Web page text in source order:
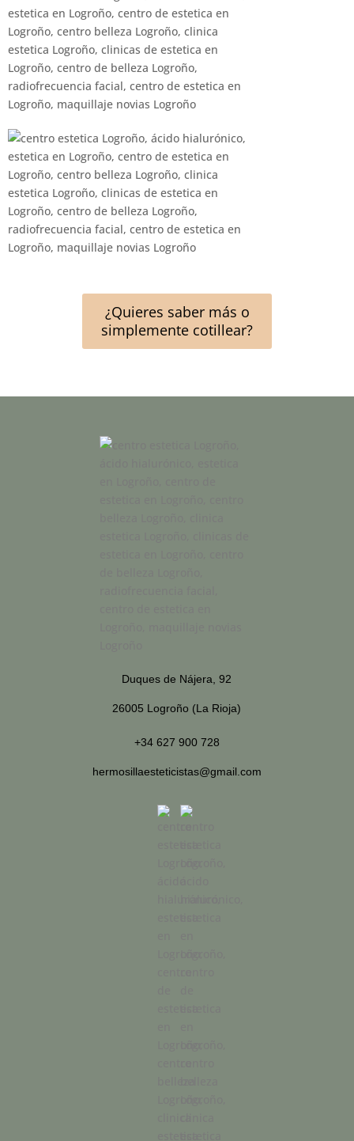
¿Quieres saber más o
simplemente cotillear?
Duques de Nájera, 92
26005 Logroño (La Rioja)
+34 627 900 728
hermosillaesteticistas@gmail.com